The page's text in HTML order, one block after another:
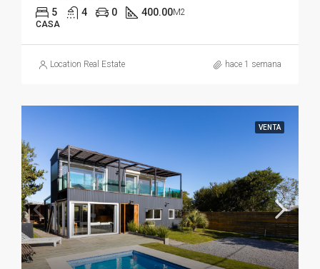
5 4 0 400.00M2
CASA
Location Real Estate hace 1 semana
VENTA